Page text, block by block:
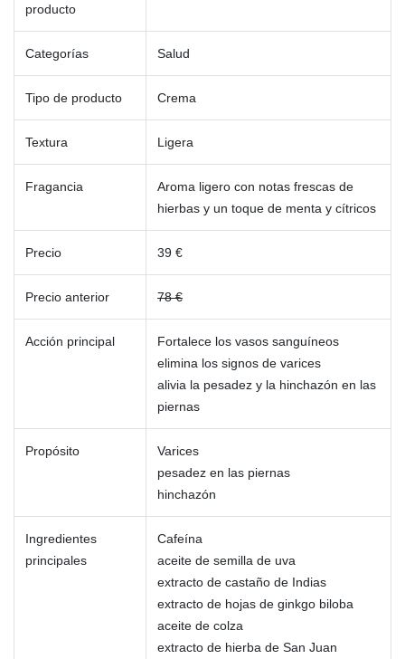
producto
Categorías Salud
Tipo de producto Crema
Textura Ligera
Fragancia
Aroma ligero con notas frescas de
hierbas y un toque de menta y cítricos
Precio 39 €
Precio anterior 78 €
Acción principal
Fortalece los vasos sanguíneos
elimina los signos de varices
alivia la pesadez y la hinchazón en las
piernas
Propósito
Varices
pesadez en las piernas
hinchazón
Ingredientes
principales
Cafeína
aceite de semilla de uva
extracto de castaño de Indias
extracto de hojas de ginkgo biloba
aceite de colza
extracto de hierba de San Juan